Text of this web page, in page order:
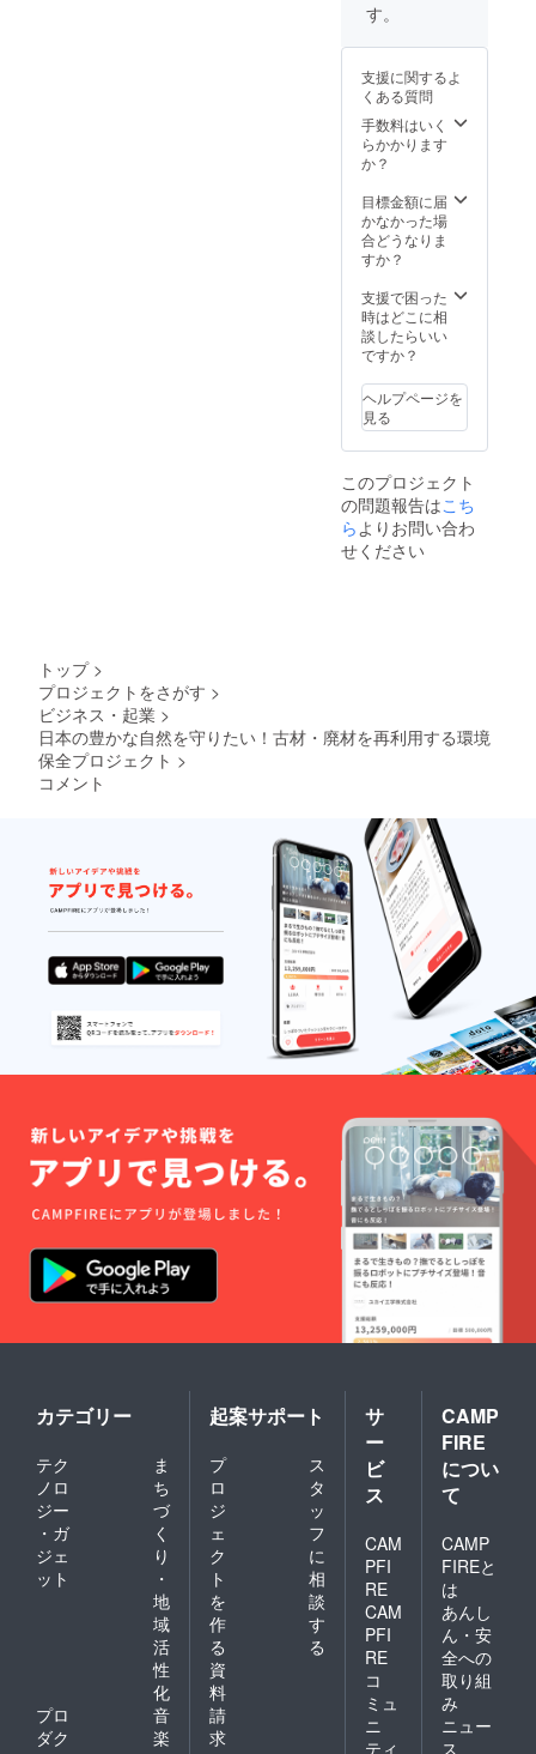
SNSで
介させ
ていた
だきま
す。
のメイ
ン顧客
層であ
ら40代
前半の
方に
リーチ
す。
Instagr
am
15,100
ワー
LABO
公式
Instagr
am
フォロ
ワー
10,000
PV
す。
支援に関するよ
くある質問
手数料はいく
らかかります
か？
目標金額に届
かなかった場
合どうなりま
すか？
支援で困った
時はどこに相
談したらいい
ですか？
ヘルプページを
見る
このプロジェクト
の問題報告はこち
らよりお問い合わ
せください
トップ >
プロジェクトをさがす >
ビジネス・起業 >
日本の豊かな自然を守りたい！古材・廃材を再利用する環境
保全プロジェクト >
コメント
カテゴリー
テク
ノロ
ジー
・ガ
ジェ
ット
ま
ち
づ
く
り
・
地
域
活
性
化
プロ
ダク
音
楽
起案サポート
プ
ロ
ジ
ェ
ク
ト
を
作
る
ス
タ
ッ
フ
に
相
談
す
る
資
料
請
求
サ
ー
ビ
ス
CAM
PFI
RE
CAM
PFI
RE
コ
ミュ
ニ
ティ
CAMP
FIRE
につい
て
CAMP
FIREと
は
あんし
ん・安
全への
取り組
み
ニュー
ス